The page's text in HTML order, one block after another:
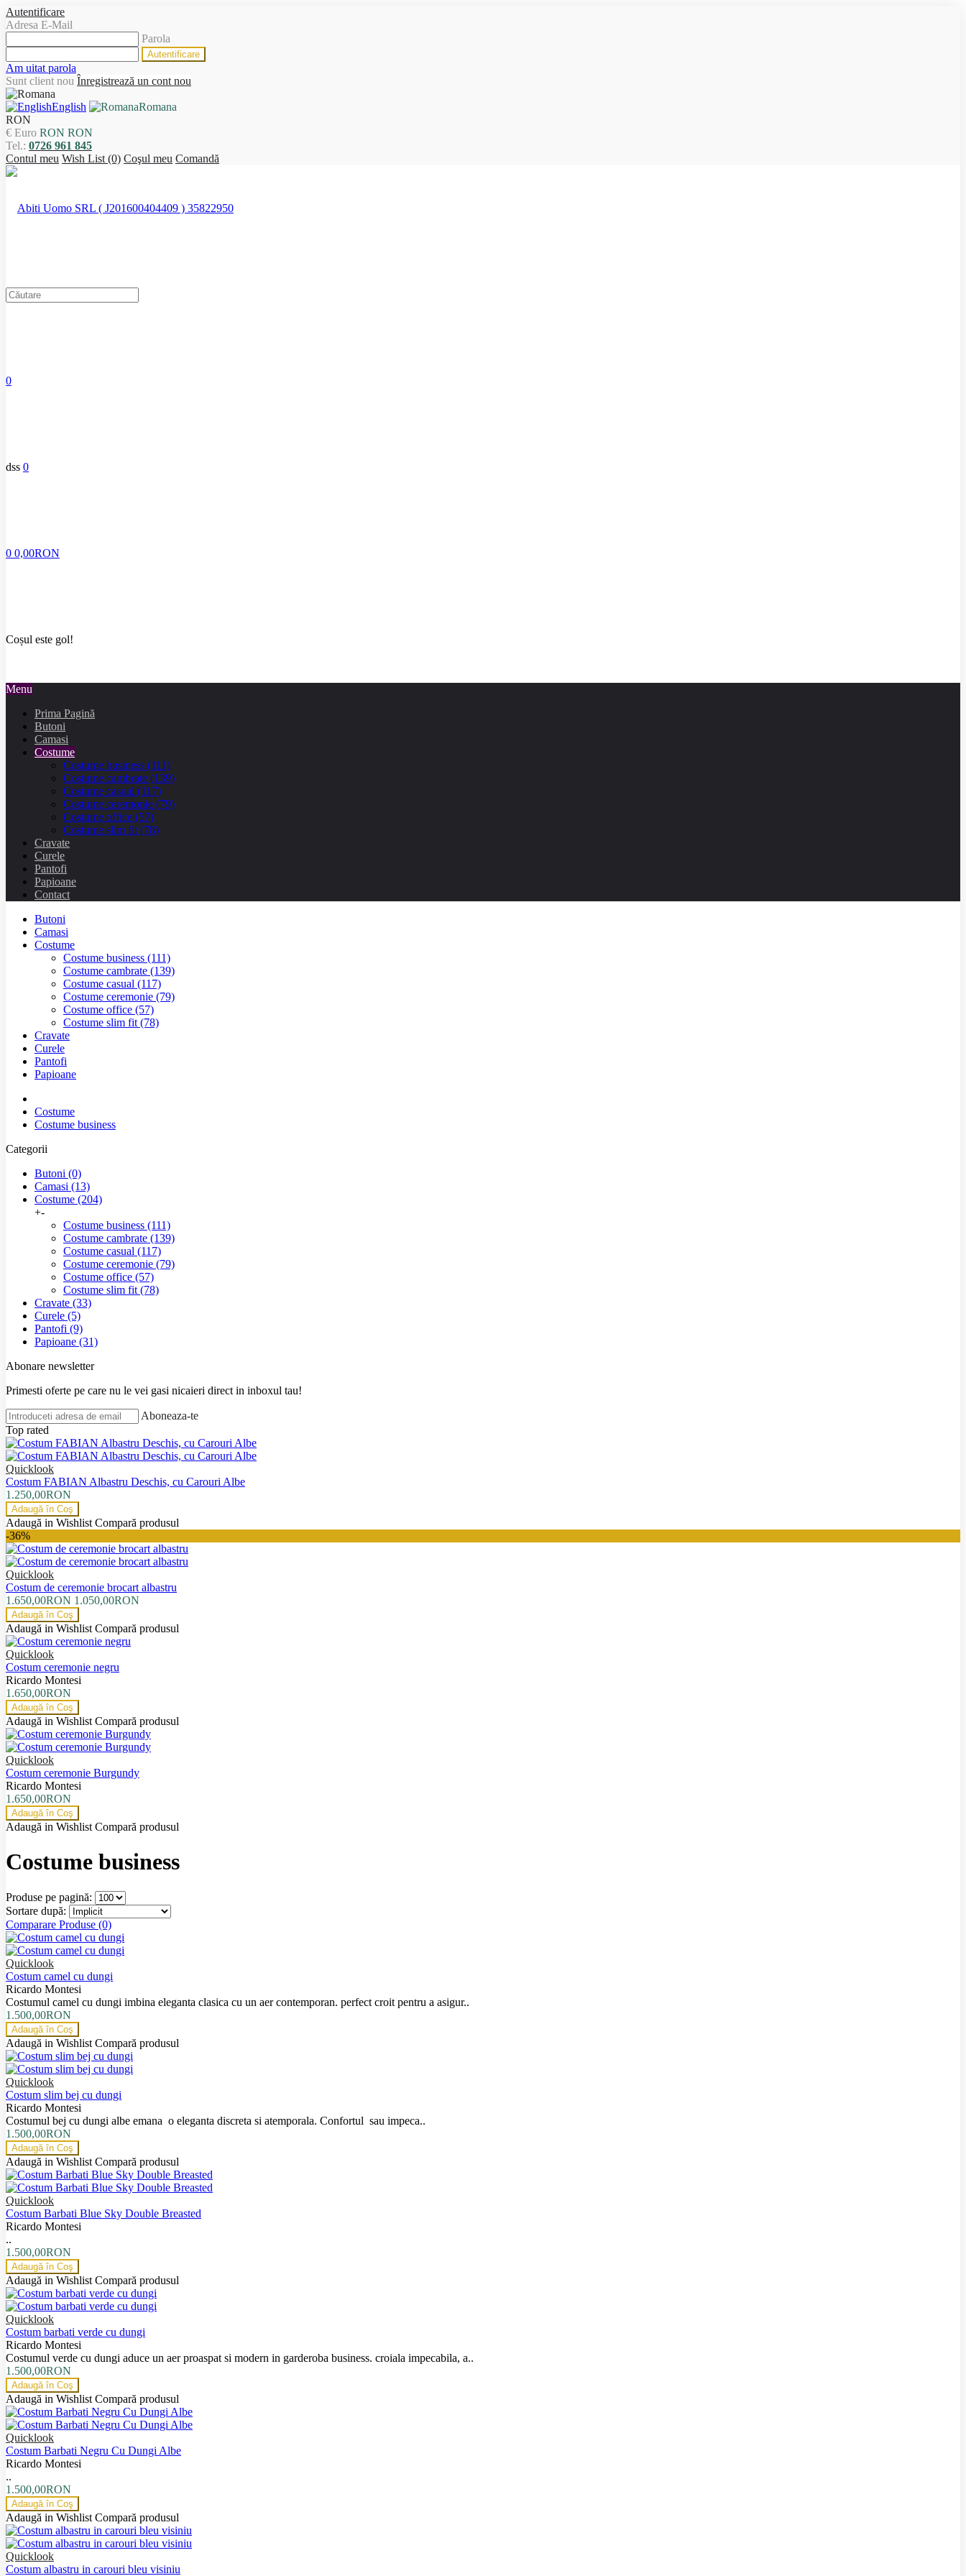
Autentificare
Adresa E-Mail
Parola
Am uitat parola
Sunt client nou Înregistrează un cont nou
English
Romana
RON
€ Euro RON RON
Tel.: 0726 961 845
Contul meu Wish List (0) Coşul meu Comandă
0
dss 0
0 0,00RON
Coșul este gol!
Menu
Prima Pagină
Butoni
Camasi
Costume
Costume business (111)
Costume cambrate (139)
Costume casual (117)
Costume ceremonie (79)
Costume office (57)
Costume slim fit (78)
Cravate
Curele
Pantofi
Papioane
Contact
Butoni
Camasi
Costume
Costume business (111)
Costume cambrate (139)
Costume casual (117)
Costume ceremonie (79)
Costume office (57)
Costume slim fit (78)
Cravate
Curele
Pantofi
Papioane
Costume
Costume business
Categorii
Butoni (0)
Camasi (13)
Costume (204)
+-
Costume business (111)
Costume cambrate (139)
Costume casual (117)
Costume ceremonie (79)
Costume office (57)
Costume slim fit (78)
Cravate (33)
Curele (5)
Pantofi (9)
Papioane (31)
Abonare newsletter
Primesti oferte pe care nu le vei gasi nicaieri direct in inboxul tau!
Aboneaza-te
Top rated
Quicklook
Costum FABIAN Albastru Deschis, cu Carouri Albe
1.250,00RON
Adaugă în Coş
Adaugă in Wishlist Compară produsul
-36%
Quicklook
Costum de ceremonie brocart albastru
1.650,00RON 1.050,00RON
Adaugă în Coş
Adaugă in Wishlist Compară produsul
Quicklook
Costum ceremonie negru
Ricardo Montesi
1.650,00RON
Adaugă în Coş
Adaugă in Wishlist Compară produsul
Quicklook
Costum ceremonie Burgundy
Ricardo Montesi
1.650,00RON
Adaugă în Coş
Adaugă in Wishlist Compară produsul
Costume business
Produse pe pagină:
Sortare după:
Comparare Produse (0)
Quicklook
Costum camel cu dungi
Ricardo Montesi
Costumul camel cu dungi imbina eleganta clasica cu un aer contemporan. perfect croit pentru a asigur..
1.500,00RON
Adaugă în Coş
Adaugă in Wishlist Compară produsul
Quicklook
Costum slim bej cu dungi
Ricardo Montesi
Costumul bej cu dungi albe emana o eleganta discreta si atemporala. Confortul sau impeca..
1.500,00RON
Adaugă în Coş
Adaugă in Wishlist Compară produsul
Quicklook
Costum Barbati Blue Sky Double Breasted
Ricardo Montesi
..
1.500,00RON
Adaugă în Coş
Adaugă in Wishlist Compară produsul
Quicklook
Costum barbati verde cu dungi
Ricardo Montesi
Costumul verde cu dungi aduce un aer proaspat si modern in garderoba business. croiala impecabila, a..
1.500,00RON
Adaugă în Coş
Adaugă in Wishlist Compară produsul
Quicklook
Costum Barbati Negru Cu Dungi Albe
Ricardo Montesi
..
1.500,00RON
Adaugă în Coş
Adaugă in Wishlist Compară produsul
Quicklook
Costum albastru in carouri bleu visiniu